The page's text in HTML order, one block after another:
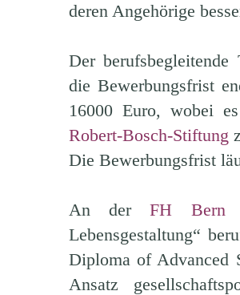
deren Angehörige
Der berufsbegleitende
die Bewerbungsfrist
16000 Euro, wobei
Robert-Bosch-Stiftung
Die Bewerbungsfrist
An derFH Bern
Lebensgestaltung“
Diploma of Advanced
Ansatz